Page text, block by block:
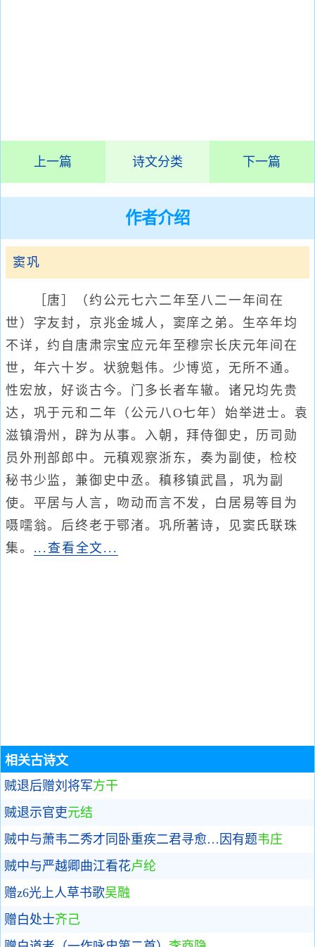
上一篇 诗文分类 下一篇
作者介绍
窦巩
［唐］（约公元七六二年至八二一年间在
世）字友封，京兆金城人，窦庠之弟。生卒年均
不详，约自唐肃宗宝应元年至穆宗长庆元年间在
世，年六十岁。状貌魁伟。少博览，无所不通。
性宏放，好谈古今。门多长者车辙。诸兄均先贵
达，巩于元和二年（公元八O七年）始举进士。袁
滋镇滑州，辟为从事。入朝，拜侍御史，历司勋
员外刑部郎中。元稹观察浙东，奏为副使，检校
秘书少监，兼御史中丞。稹移镇武昌，巩为副
使。平居与人言，吻动而言不发，白居易等目为
嗫嚅翁。后终老于鄂渚。巩所著诗，见窦氏联珠
集。 ...查看全文...
相关古诗文
贼退后赠刘将军方干
贼退示官吏元结
贼中与萧韦二秀才同卧重疾二君寻愈…因有题韦庄
贼中与严越卿曲江看花卢纶
赠z6光上人草书歌吴融
赠白处士齐己